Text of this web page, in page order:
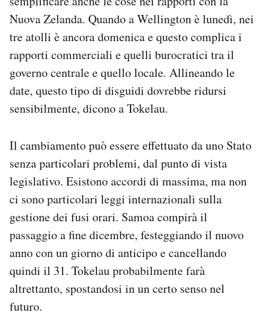
Nuova Zelanda. Quando a Wellington è lunedì, nei
tre atolli è ancora domenica e questo complica i
rapporti commerciali e quelli burocratici tra il
governo centrale e quello locale. Allineando le
date, questo tipo di disguidi dovrebbe ridursi
sensibilmente, dicono a Tokelau.
Il cambiamento può essere effettuato da uno Stato
senza particolari problemi, dal punto di vista
legislativo. Esistono accordi di massima, ma non
ci sono particolari leggi internazionali sulla
gestione dei fusi orari. Samoa compirà il
passaggio a fine dicembre, festeggiando il nuovo
anno con un giorno di anticipo e cancellando
quindi il 31. Tokelau probabilmente farà
altrettanto, spostandosi in un certo senso nel
futuro.